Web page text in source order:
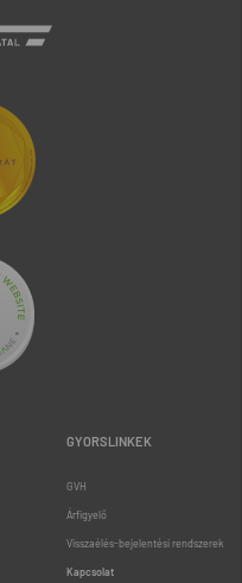
GYORSLINKEK
GVH
Árfigyelő
Visszaélés-bejelentési rendszerek
Kapcsolat